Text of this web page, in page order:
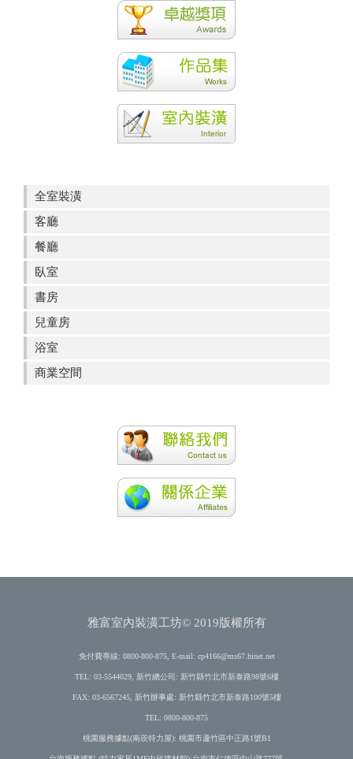
全室裝潢
客廳
餐廳
臥室
書房
兒童房
浴室
商業空間
雅富室內裝潢工坊© 2019版權所有
免付費專線: 0800-800-875, E-mail: cp4166@ms67.hinet.net
TEL: 03-5544029, 新竹總公司: 新竹縣竹北市新泰路98號6樓
FAX: 03-6567245, 新竹辦事處: 新竹縣竹北市新泰路100號5樓
TEL: 0800-800-875
桃園服務據點(南崁特力屋): 桃園市蘆竹區中正路1號B1